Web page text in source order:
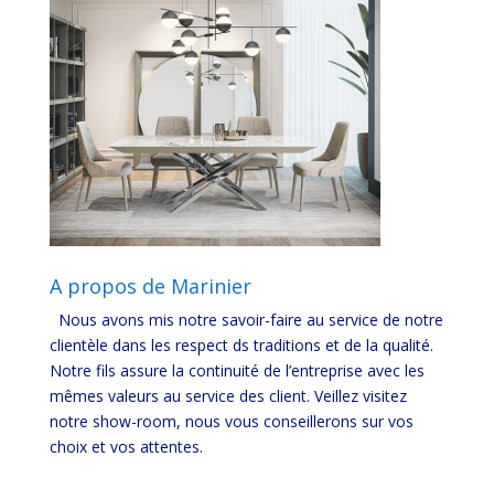
A propos de Marinier
Nous avons mis notre savoir-faire au service de notre
clientèle dans les respect ds traditions et de la qualité.
Notre fils assure la continuité de l’entreprise avec les
mêmes valeurs au service des client. Veillez visitez
notre show-room, nous vous conseillerons sur vos
choix et vos attentes.